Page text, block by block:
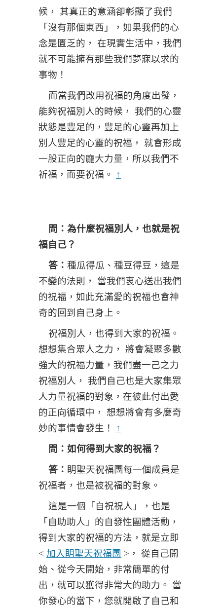
候， 其真正的意涵卻彰顯了我們
「沒有那個東西」，如果我們的心
念是匱乏的， 在現實生活中，我們
就不可能擁有那些我們夢寐以求的
事物！
而當我們改用祝福的角度出發，
能夠祝福別人的時候， 我們的心靈
狀態是豐足的，豐足的心靈再加上
別人豐足的心靈的祝福， 就會形成
一股正向的龐大力量，所以我們不
祈福，而要祝福。 ↑
問：為什麼祝福別人，也就是祝
福自己？
答： 種瓜得瓜、種豆得豆，這是
不變的法則， 當我們衷心送出我們
的祝福，如此充滿愛的祝福也會神
奇的回到自己身上。
祝福別人，也得到大家的祝福。
想想集合眾人之力， 將會凝聚多數
強大的祝福力量，我們盡一己之力
祝福別人， 我們自己也是大家集眾
人力量祝福的對象，在彼此付出愛
的正向循環中， 想想將會有多麼奇
妙的事情會發生！ ↑
問：如何得到大家的祝福？
答： 眀聖天祝福團每一個成員是
祝福者，也是被祝福的對象。
這是一個「自祝祝人」，也是
「自助助人」的自發性團體活動，
得到大家的祝福的方法，就是立即
< 加入眀聖天祝福團 >， 從自己開
始、從今天開始，非常簡單的付
出，就可以獲得非常大的助力。 當
你發心的當下，您就開啟了自己和